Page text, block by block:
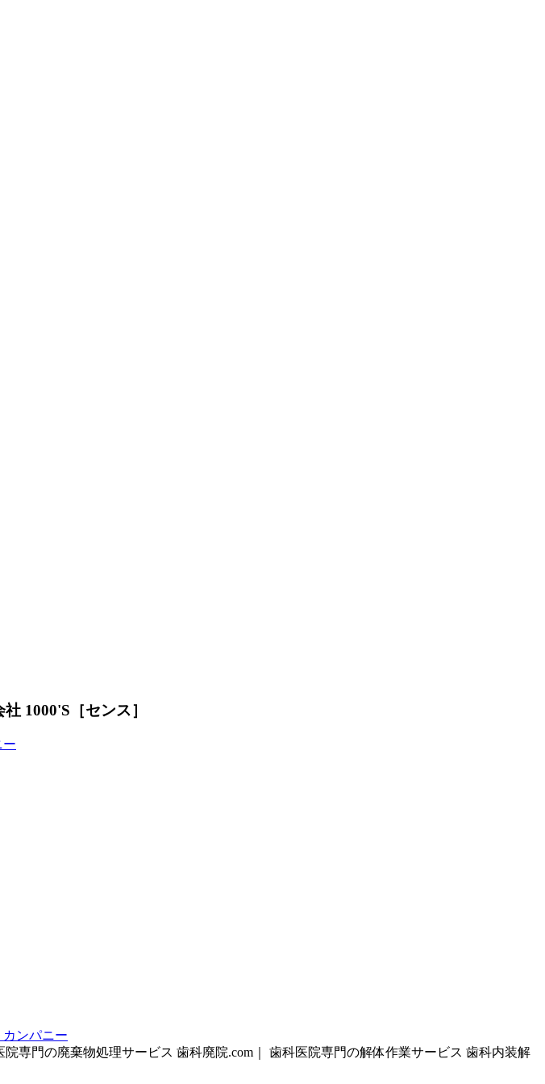
1000'S［センス］
ンパニー
専門の廃棄物処理サービス 歯科廃院.com｜ 歯科医院専門の解体作業サービス 歯科内装解